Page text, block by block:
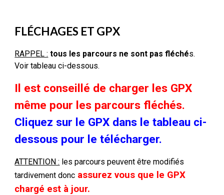
FLÉCHAGES ET GPX
RAPPEL : tous les parcours ne sont pas fléchés.
Voir tableau ci-dessous.
Il est conseillé de charger les GPX
même pour les parcours fléchés.
Cliquez sur le GPX dans le tableau ci-
dessous pour le télécharger.
ATTENTION : les parcours peuvent être modifiés
tardivement donc assurez vous que le GPX
chargé est à jour.